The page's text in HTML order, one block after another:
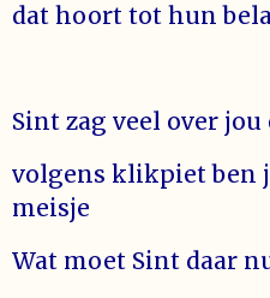
dat hoort tot hun
Sint zag veel over
volgens klikpiet ben
meisje
Wat moet Sint daar